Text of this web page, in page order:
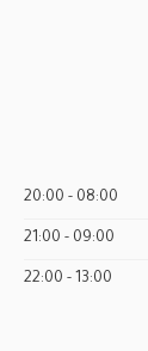
08:00 - 20:00
09:00 - 21:00
13:00 - 22:00